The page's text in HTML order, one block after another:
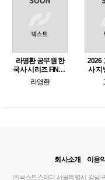
라영환 공무원 한
국사 시리즈 FINAL
작두 모의고사 for
단원별 문제
라영환
2026
사 지
회사소개 이용
㈜넥스트스터디 서울특별시 강남